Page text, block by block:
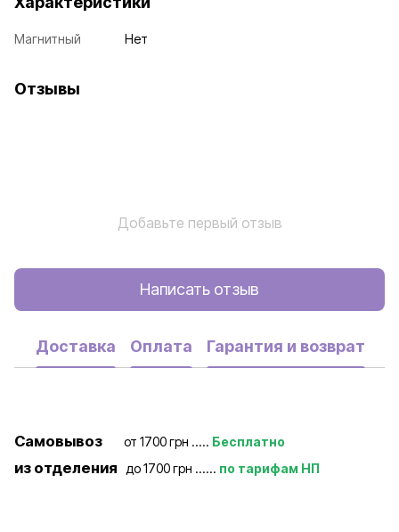
Магнитный Нет
Отзывы
Добавьте первый отзыв
Написать отзыв
Доставка Оплата Гарантия и возврат
Самовывоз от 1700 грн ..... Бесплатно
из отделения до 1700 грн ...... по тарифам НП